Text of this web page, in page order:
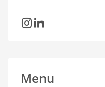
Instagram
Menu